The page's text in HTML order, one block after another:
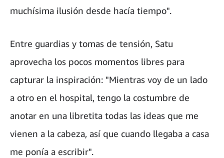
muchísima ilusión desde hacía tiempo".
Entre guardias y tomas de tensión, Satu
aprovecha los pocos momentos libres para
capturar la inspiración: "Mientras voy de un lado
a otro en el hospital, tengo la costumbre de
anotar en una libretita todas las ideas que me
vienen a la cabeza, así que cuando llegaba a casa
me ponía a escribir".